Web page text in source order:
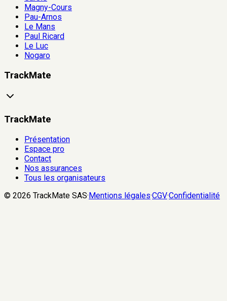
Magny-Cours
Pau-Arnos
Le Mans
Paul Ricard
Le Luc
Nogaro
TrackMate
TrackMate
Présentation
Espace pro
Contact
Nos assurances
Tous les organisateurs
© 2026 TrackMate SAS·Mentions légales·CGV·Confidentialité